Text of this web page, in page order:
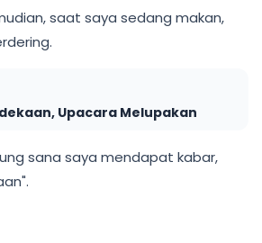
saat saya sedang makan,
Upacara Melupakan
sana saya mendapat kabar,